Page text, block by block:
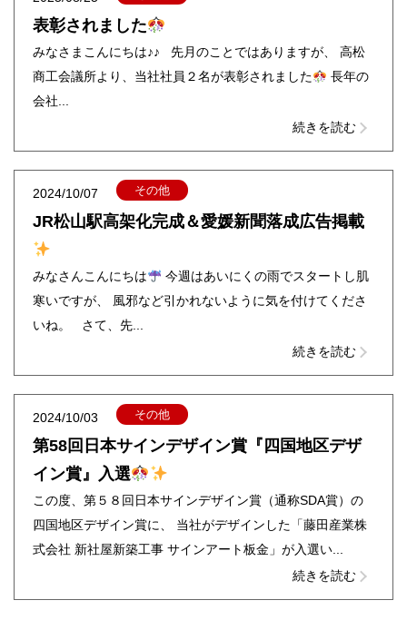
表彰されました
みなさまこんにちは♪♪ 先月のことではありますが、 高松
商工会議所より、当社社員２名が表彰されました
長年の
会社...
続きを読む
2024/10/07 その他
JR松山駅高架化完成＆愛媛新聞落成広告掲載
みなさんこんにちは
今週はあいにくの雨でスタートし肌
寒いですが、 風邪など引かれないように気を付けてくださ
いね。 さて、先...
続きを読む
2024/10/03 その他
第58回日本サインデザイン賞『四国地区デザ
イン賞』入選
この度、第５８回日本サインデザイン賞（通称SDA賞）の
四国地区デザイン賞に、 当社がデザインした「藤田産業株
式会社 新社屋新築工事 サインアート板金」が入選い...
続きを読む